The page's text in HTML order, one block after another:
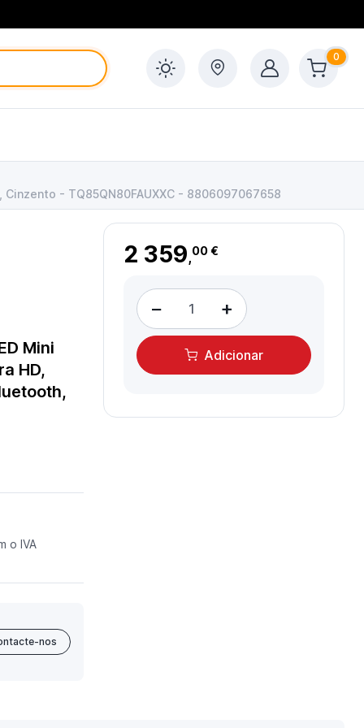
0
Cinzento - TQ85QN80FAUXXC - 8806097067658
Mini
HD,
o IVA
nos
2 359,00 €
− +
Adicionar